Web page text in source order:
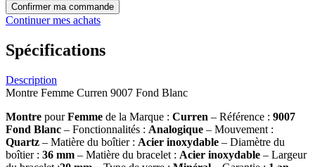
Confirmer ma commande
Continuer mes achats
Spécifications
Description
Montre Femme Curren 9007 Fond Blanc
Montre pourFemme de la Marque : Curren – Référence : 9007
Fond Blanc – Fonctionnalités : Analogique – Mouvement :
Quartz – Matière du boîtier : Acier inoxydable – Diamètre du
boîtier : 36 mm – Matière du bracelet : Acier inoxydable – Largeur